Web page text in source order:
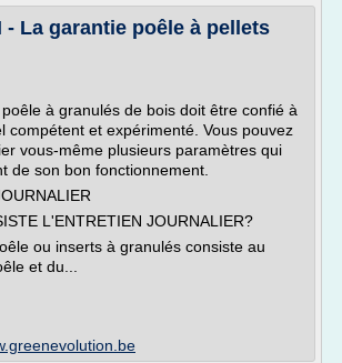
- La garantie poêle à pellets
à granulés de bois doit être confié à
compétent et expérimenté. Vous pouvez
vous-même plusieurs paramètres qui
de son bon fonctionnement.
L'ENTRETIEN JOURNALIER?
ou inserts à granulés consiste au
et du...